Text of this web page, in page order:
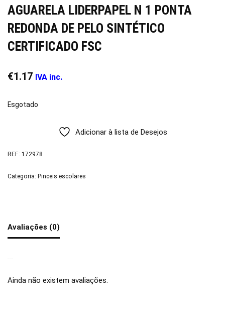
AGUARELA LIDERPAPEL N 1 PONTA
REDONDA DE PELO SINTÉTICO
CERTIFICADO FSC
€1.17 IVA inc.
Esgotado
Adicionar à lista de Desejos
REF: 172978
Categoria: Pinceis escolares
Avaliações (0)
Ainda não existem avaliações.